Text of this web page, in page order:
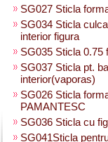
SG027 Sticla
SG034 Sticla
interior figura
SG035 Sticla 0.75
SG037 Sticla pt.
interior(vaporas)
SG026 Sticla
PAMANTESC
SG036 Sticla cu
SG041Sticla